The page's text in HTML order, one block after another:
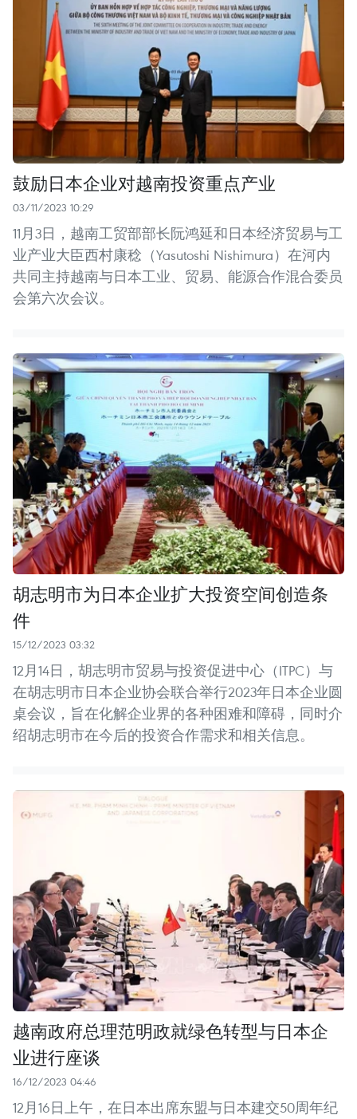
鼓励日本企业对越南投资重点产业
03/11/2023 10:29
11月3日，越南工贸部部长阮鸿延和日本经济贸易与工
业产业大臣西村康稔（Yasutoshi Nishimura）在河内
共同主持越南与日本工业、贸易、能源合作混合委员
会第六次会议。
胡志明市为日本企业扩大投资空间创造条
件
15/12/2023 03:32
12月14日，胡志明市贸易与投资促进中心（ITPC）与
在胡志明市日本企业协会联合举行2023年日本企业圆
桌会议，旨在化解企业界的各种困难和障碍，同时介
绍胡志明市在今后的投资合作需求和相关信息。
越南政府总理范明政就绿色转型与日本企
业进行座谈
16/12/2023 04:46
12月16日上午，在日本出席东盟与日本建交50周年纪